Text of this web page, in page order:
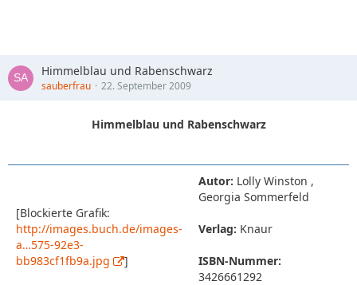
Himmelblau und Rabenschwarz
sauberfrau 22. September 2009
Himmelblau und Rabenschwarz
[Blockierte Grafik:
http://images.buch.de/images-
a…575-92e3-
bb983cf1fb9a.jpg
]
Autor: Lolly Winston ,
Georgia Sommerfeld
Verlag: Knaur
ISBN-Nummer:
3426661292